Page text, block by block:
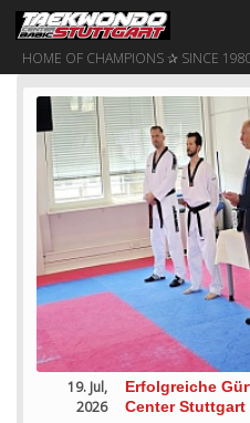
HOME OF CHAMPIONS ✰ SINCE
19. Jul,
2026
Erfolgreiche
Center Stuttgart